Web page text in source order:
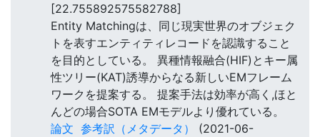
[22.755892575582788]
Entity Matchingは、同じ現実世界のオブジェク
トを表すエンティティレコードを認識すること
を目的としている。 異種情報融合(HIF)とキー属
性ツリー(KAT)誘導からなる新しいEMフレーム
ワークを提案する。 提案手法は効率が高く,ほと
んどの場合SOTA EMモデルより優れている。
論文 参考訳（メタデータ）
(2021-06-